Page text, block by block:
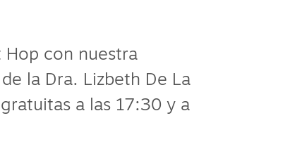
con nuestra
la Dra. Lizbeth De La
a las 17:30 y a